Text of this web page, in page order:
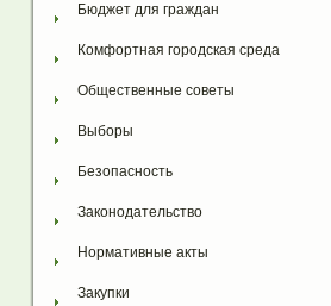
Бюджет для граждан
Комфортная городская среда
Общественные советы
Выборы
Безопасность
Законодательство
Нормативные акты
Закупки